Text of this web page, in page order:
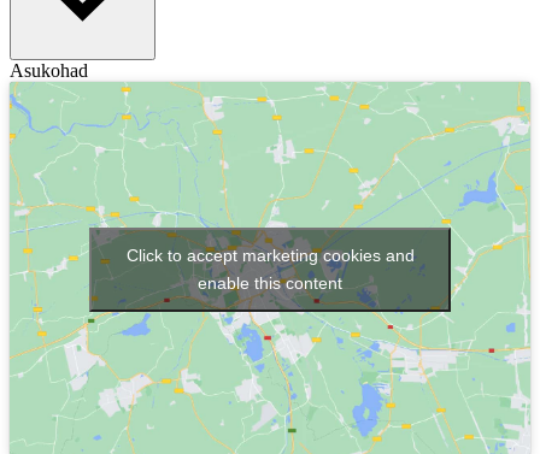
Asukohad
Click to accept marketing cookies and
enable this content